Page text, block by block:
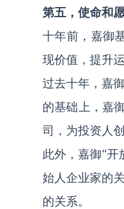
第五，使命和
十年前，嘉御
现价值，提升
过去十年，嘉
的基础上，嘉
司，为投资人
此外，嘉御“
始人企业家的
的关系。